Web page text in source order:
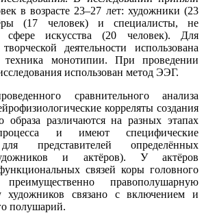
в возрасте 23–27 лет: художники (23
(17 человек) и специалисты, не
искусства (20 человек). Для
деятельности использована
техника монотипии. При проведении
использован метод ЭЭГ.
сравнительного анализа
корреляты создания
образа различаются на разных этапах
и имеют специфические
представителей определённых
и актёров). У актёров
связей коры головного
правополушарную
художников связано с включением и
полушарий.